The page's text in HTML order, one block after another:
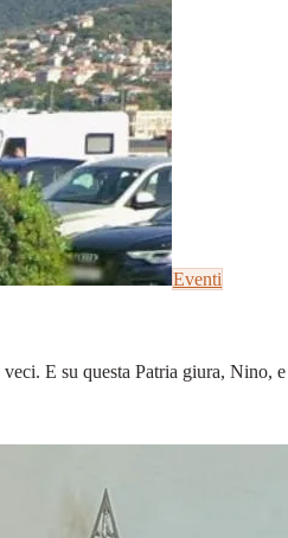
Eventi
E su questa Patria giura, Nino,